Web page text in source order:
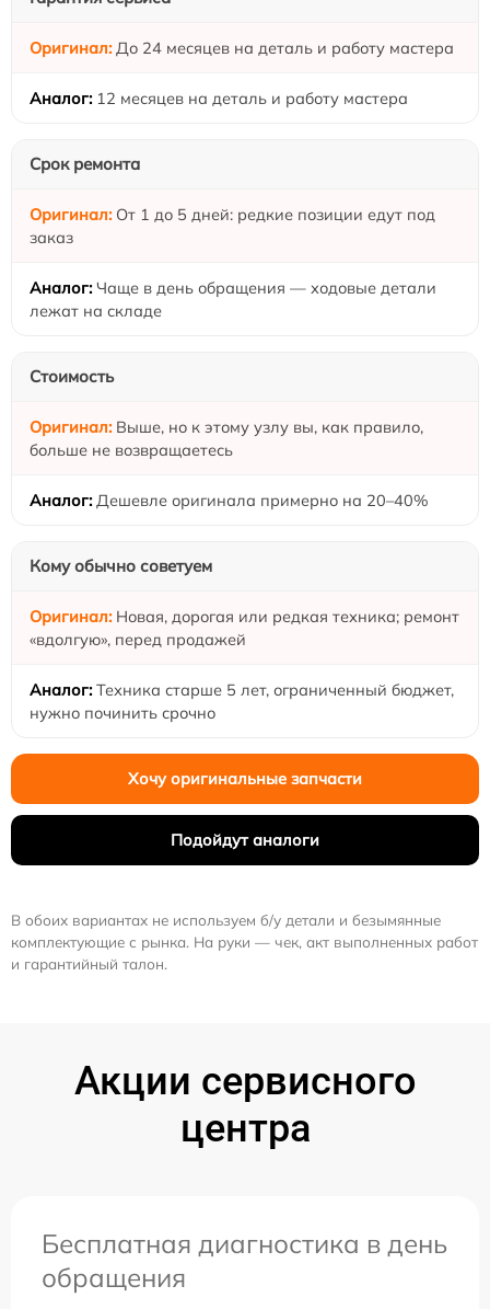
До 24 месяцев на деталь и работу мастера
12 месяцев на деталь и работу мастера
Срок ремонта
От 1 до 5 дней: редкие позиции едут под
заказ
Чаще в день обращения — ходовые детали
лежат на складе
Стоимость
Выше, но к этому узлу вы, как правило,
больше не возвращаетесь
Дешевле оригинала примерно на 20–40%
Кому обычно советуем
Новая, дорогая или редкая техника; ремонт
«вдолгую», перед продажей
Техника старше 5 лет, ограниченный бюджет,
нужно починить срочно
Хочу оригинальные запчасти
Подойдут аналоги
В обоих вариантах не используем б/у детали и безымянные
комплектующие с рынка. На руки — чек, акт выполненных работ
и гарантийный талон.
Акции сервисного
центра
Бесплатная диагностика в день
обращения